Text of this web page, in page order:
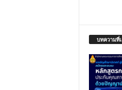
บทความที่